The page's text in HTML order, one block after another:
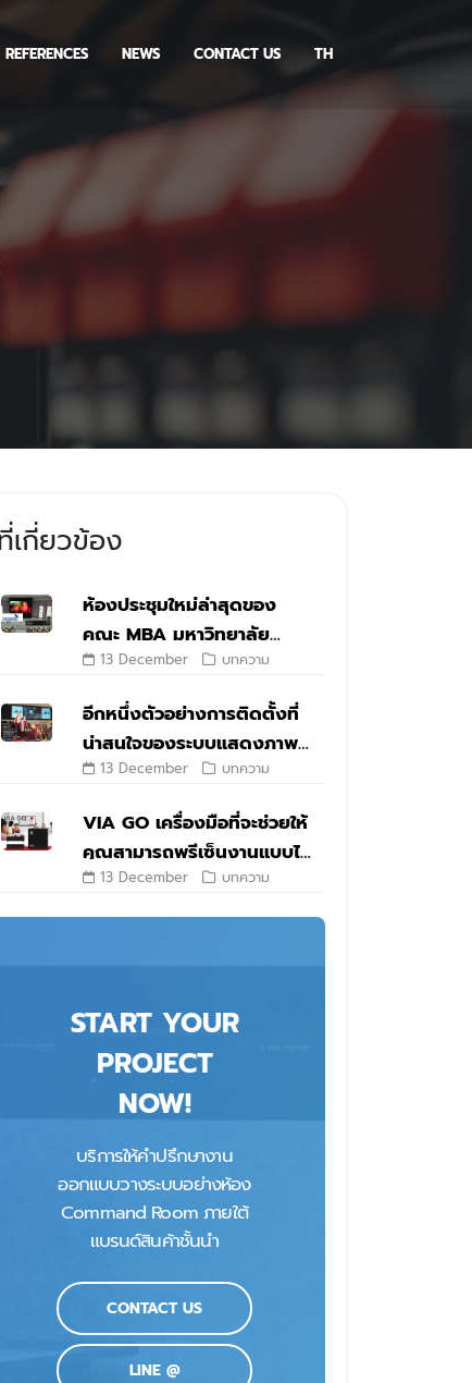
REFERENCES NEWS CONTACT US TH
เกี่ยวข้อง
ห้องประชุมใหม่ล่าสุดของ
คณะ MBA มหาวิทยาลัย
เชียงใหม่ กับ Digibird
DB2000
13 December บทความ
อีกหนึ่งตัวอย่างการติดตั้งที่
น่าสนใจของระบบแสดงภาพ
อัจฉริยะ Multi-Screen
13 December บทความ
VIA GO เครื่องมือที่จะช่วยให้
คุณสามารถพรีเซ็นงานแบบไร้
สาย ได้อย่างเต็ม
ประสิทธิภาพ!
13 December บทความ
START YOUR
PROJECT
NOW!
บริการให้คำปรึกษางาน
ออกแบบวางระบบอย่างห้อง
Command Room ภายใต้
แบรนด์สินค้าชั้นนำ
CONTACT US
LINE @